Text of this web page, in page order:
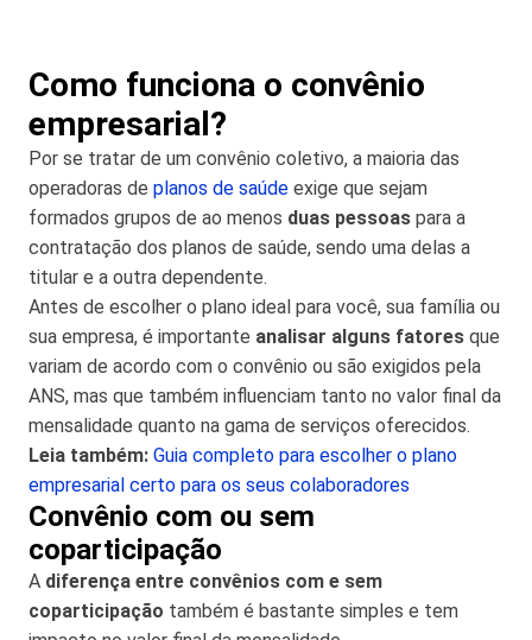
Como funciona o convênio
empresarial?
Por se tratar de um convênio coletivo, a maioria das
operadoras de planos de saúde exige que sejam
formados grupos de ao menos duas pessoas para a
contratação dos planos de saúde, sendo uma delas a
titular e a outra dependente.
Antes de escolher o plano ideal para você, sua família ou
sua empresa, é importante analisar alguns fatores que
variam de acordo com o convênio ou são exigidos pela
ANS, mas que também influenciam tanto no valor final da
mensalidade quanto na gama de serviços oferecidos.
Leia também: Guia completo para escolher o plano
empresarial certo para os seus colaboradores
Convênio com ou sem
coparticipação
A diferença entre convênios com e sem
coparticipação também é bastante simples e tem